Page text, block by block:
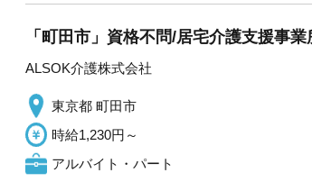
「町田市」資格不問/居宅介護支援事
ALSOK介護株式会社
東京都 町田市
時給1,230円～
アルバイト・パート